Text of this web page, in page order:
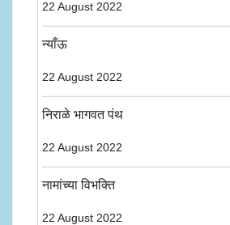
22 August 2022
न्याँऊ
22 August 2022
निराळे भागवत पंथ
22 August 2022
नामांच्या विभक्ति
22 August 2022